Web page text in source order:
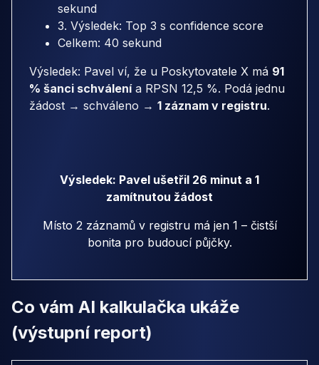
sekund
3. Výsledek: Top 3 s confidence score
Celkem: 40 sekund
Výsledek: Pavel ví, že u Poskytovatele X má 91
% šanci schválenía RPSN 12,5 %. Podá jednu
žádost → schváleno → 1 záznam v registru.
Výsledek: Pavel ušetřil 26 minut a 1
zamítnutou žádost
Místo 2 záznamů v registru má jen 1 – čistší
bonita pro budoucí půjčky.
Co vám AI kalkulačka ukáže
(výstupní report)